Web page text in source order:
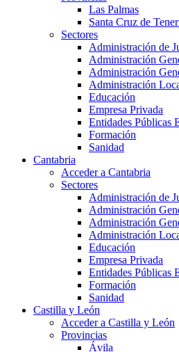
Las Palmas
Santa Cruz de
Sectores
Administración de
Administración
Administración
Administración
Educación
Empresa Privada
Entidades Públicas
Formación
Sanidad
Cantabria
Acceder a Cantabria
Sectores
Administración de
Administración
Administración
Administración
Educación
Empresa Privada
Entidades Públicas
Formación
Sanidad
Castilla y León
Acceder a Castilla y León
Provincias
Ávila